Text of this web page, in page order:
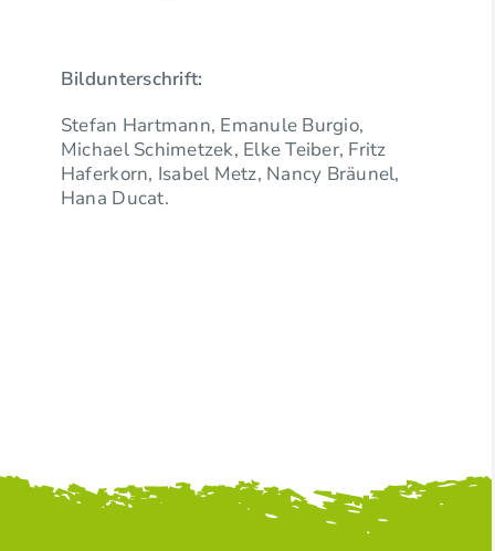
Bildunterschrift:
Stefan Hartmann, Emanule Burgio,
Michael Schimetzek, Elke Teiber, Fritz
Haferkorn, Isabel Metz, Nancy Bräunel,
Hana Ducat.